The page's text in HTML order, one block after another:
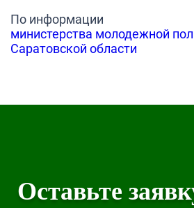
По информации
министерства молодежной
Саратовской области
Оставьте